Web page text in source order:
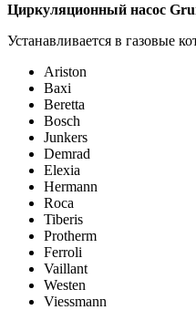
Циркуляционный насос
Устанавливается в газовые
Ariston
Baxi
Beretta
Bosch
Junkers
Demrad
Elexia
Hermann
Roca
Tiberis
Protherm
Ferroli
Vaillant
Westen
Viessmann